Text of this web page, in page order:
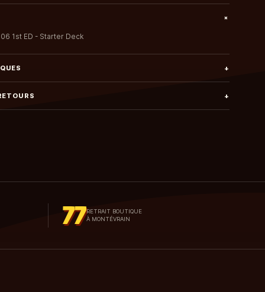
+
1st ED - Starter Deck
+
+
77RETRAIT BOUTIQUE
À MONTÉVRAIN